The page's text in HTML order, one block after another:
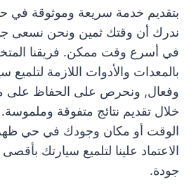
بتقديم خدمة سريعة وموثوقة في
ندرك أن وقتك ثمين ونحن نسعى
في أسرع وقت ممكن. فريقنا
بالمعدات والأدوات اللازمة
وفعال, ونحرص على الحفاظ على
خلال تقديم نتائج متفوقة
الوقت أو مكان وجودك في حي
الاعتماد علينا لتلميع سيارتك
جودة.